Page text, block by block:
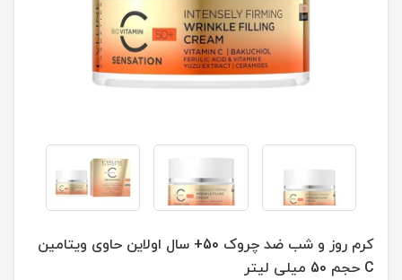
کرم روز و شب ضد چروک 50+ سال اولاین حاوی ویتامین
C حجم 50 میلی لیتر